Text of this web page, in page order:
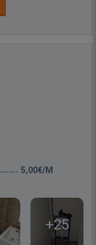
5,00€/M
+25